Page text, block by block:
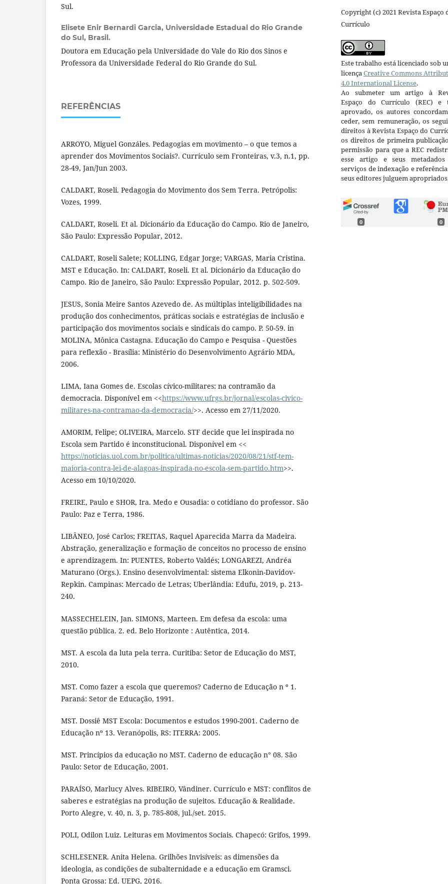
Sul.
Elisete Enir Bernardi Garcia, Universidade Estadual do Rio Grande
do Sul, Brasil.
Doutora em Educação pela Universidade do Vale do Rio dos Sinos e
Professora da Universidade Federal do Rio Grande do Sul.
REFERÊNCIAS
ARROYO, Miguel Gonzáles. Pedagogias em movimento – o que temos a
aprender dos Movimentos Sociais?. Currículo sem Fronteiras, v.3, n.1, pp.
28-49, Jan/Jun 2003.
CALDART, Roseli. Pedagogia do Movimento dos Sem Terra. Petrópolis:
Vozes, 1999.
CALDART, Roseli. Et al. Dicionário da Educação do Campo. Rio de Janeiro,
São Paulo: Expressão Popular, 2012.
CALDART, Roseli Salete; KOLLING, Edgar Jorge; VARGAS, Maria Cristina.
MST e Educação. In: CALDART, Roseli. Et al. Dicionário da Educação do
Campo. Rio de Janeiro, São Paulo: Expressão Popular, 2012. p. 502-509.
JESUS, Sonia Meire Santos Azevedo de. As múltiplas inteligibilidades na
produção dos conhecimentos, práticas sociais e estratégias de inclusão e
participação dos movimentos sociais e sindicais do campo. P. 50-59. in
MOLINA, Mônica Castagna. Educação do Campo e Pesquisa - Questões
para reflexão - Brasília: Ministério do Desenvolvimento Agrário MDA,
2006.
LIMA, Iana Gomes de. Escolas cívico-militares: na contramão da
democracia. Disponível em <<https://www.ufrgs.br/jornal/escolas-civico-
militares-na-contramao-da-democracia/>>. Acesso em 27/11/2020.
AMORIM, Felipe; OLIVEIRA, Marcelo. STF decide que lei inspirada no
Escola sem Partido é inconstitucional. Disponível em <<
https://noticias.uol.com.br/politica/ultimas-noticias/2020/08/21/stf-tem-
maioria-contra-lei-de-alagoas-inspirada-no-escola-sem-partido.htm>>.
Acesso em 10/10/2020.
FREIRE, Paulo e SHOR, Ira. Medo e Ousadia: o cotidiano do professor. São
Paulo: Paz e Terra, 1986.
LIBÂNEO, José Carlos; FREITAS, Raquel Aparecida Marra da Madeira.
Abstração, generalização e formação de conceitos no processo de ensino
e aprendizagem. In: PUENTES, Roberto Valdés; LONGAREZI, Andréa
Maturano (Orgs.). Ensino desenvolvimental: sistema Elkonin-Davidov-
Repkin. Campinas: Mercado de Letras; Uberlândia: Edufu, 2019, p. 213-
240.
MASSECHELEIN, Jan. SIMONS, Marteen. Em defesa da escola: uma
questão pública. 2. ed. Belo Horizonte : Autêntica, 2014.
MST. A escola da luta pela terra. Curitiba: Setor de Educação do MST,
2010.
MST. Como fazer a escola que queremos? Caderno de Educação n º 1.
Paraná: Setor de Educação, 1991.
MST. Dossiê MST Escola: Documentos e estudos 1990-2001. Caderno de
Educação nº 13. Veranópolis, RS: ITERRA: 2005.
MST. Princípios da educação no MST. Caderno de educação n° 08. São
Paulo: Setor de Educação, 2001.
PARAÍSO, Marlucy Alves. RIBEIRO, Vândiner. Currículo e MST: conflitos de
saberes e estratégias na produção de sujeitos. Educação & Realidade.
Porto Alegre, v. 40, n. 3, p. 785-808, jul./set. 2015.
POLI, Odilon Luiz. Leituras em Movimentos Sociais. Chapecó: Grifos, 1999.
SCHLESENER. Anita Helena. Grilhões Invisíveis: as dimensões da
ideologia, as condições de subalternidade e a educação em Gramsci.
Ponta Grossa: Ed. UEPG, 2016.
Copyright (c) 2021 Revista Espaço
Currículo
Este trabalho está licenciado sob
licençaCreative Commons
4.0 International License.
Ao submeter um artigo à
Espaço do Currículo (REC) e
aprovado, os autores
ceder, sem remuneração, os
direitos à Revista Espaço do
os direitos de primeira
permissão para que a REC
esse artigo e seus metadados
serviços de indexação e
seus editores julguem
0 0